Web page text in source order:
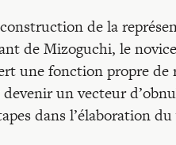
de la
de Mizoguchi, le
une fonction propre de
un vecteur
dans l’élaboration